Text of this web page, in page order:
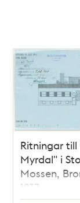
Ritningar till
Myrdal" i
Mossen,
1937